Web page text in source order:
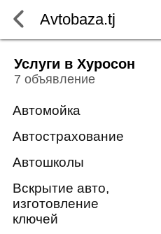
Avtobaza.tj
Услуги в Хуросон
7 объявление
Автомойка
Автострахование
Автошколы
Вскрытие авто,
изготовление
ключей